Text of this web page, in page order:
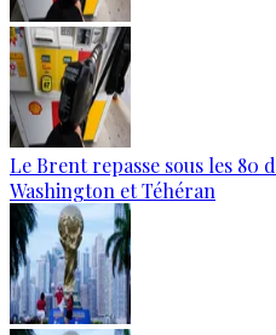
Le Brent repasse sous les 80
Washington et Téhéran